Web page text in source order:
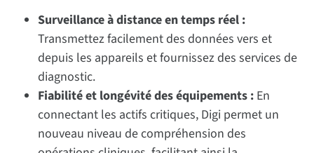
Surveillance à distance en temps réel :
Transmettez facilement des données vers et
depuis les appareils et fournissez des services de
diagnostic.
Fiabilité et longévité des équipements : En
connectant les actifs critiques, Digi permet un
nouveau niveau de compréhension des